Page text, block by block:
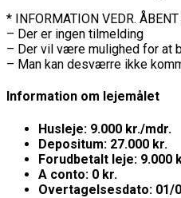
* INFORMATION VEDR.
– Der er ingen tilmelding
– Der vil være mulighed for at
– Man kan desværre ikke
Information om lejemålet
Husleje: 9.000 kr./mdr.
Depositum: 27.000 kr.
Forudbetalt leje: 9.000
A conto: 0 kr.
Overtagelsesdato: 01/